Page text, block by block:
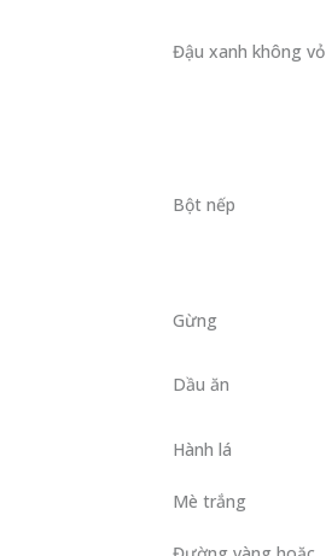
Đậu xanh không vỏ
Bột nếp
Gừng
Dầu ăn
Hành lá
Mè trắng